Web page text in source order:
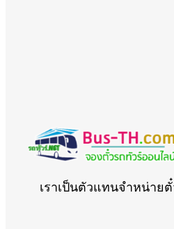
เราเป็นตัวแทนจำหน่าย